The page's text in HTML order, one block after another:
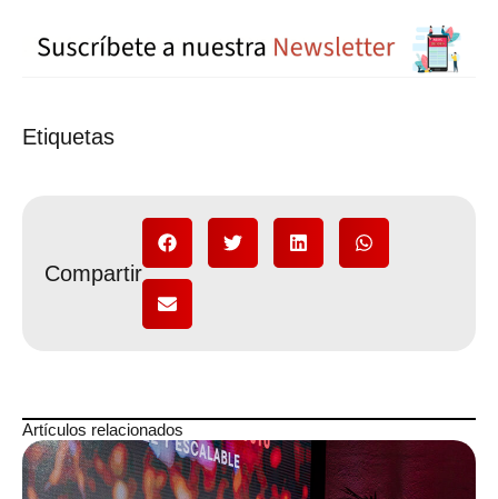
Etiquetas
Compartir
Artículos relacionados